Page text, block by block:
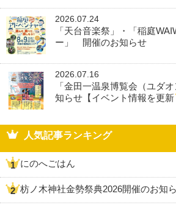
2026.07.24
「天台音楽祭」・「稲庭
ー」 開催のお知らせ
2026.07.16
「金田一温泉博覧会（ユダ
知らせ【イベント情報を更新
人気記事ランキング
にのへごはん
枋ノ木神社金勢祭典2026開催のお知